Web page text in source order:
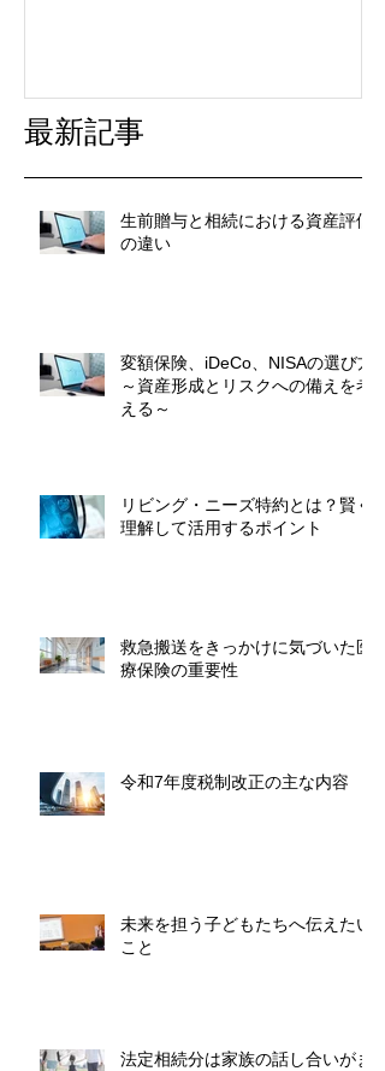
最新記事
生前贈与と相続における資産評価
の違い
変額保険、iDeCo、NISAの選び方
～資産形成とリスクへの備えを考
える～
リビング・ニーズ特約とは？賢く
理解して活用するポイント
救急搬送をきっかけに気づいた医
療保険の重要性
令和7年度税制改正の主な内容
未来を担う子どもたちへ伝えたい
こと
法定相続分は家族の話し合いがま